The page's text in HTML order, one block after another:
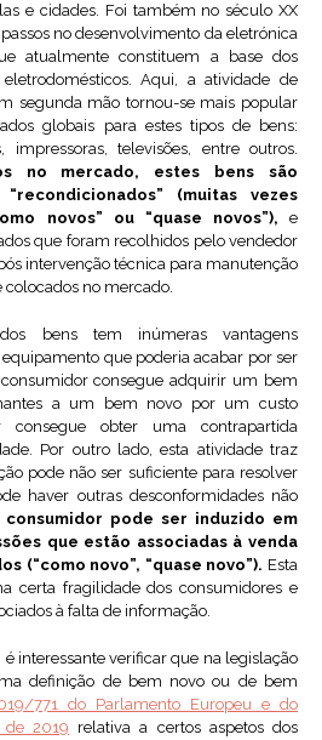
e cidades. Foi também no século XX
no desenvolvimento da eletrónica
atualmente constituem a base dos
Aqui, a atividade de
segunda mão tornou-se mais popular
globais para estes tipos de bens:
impressoras, televisões, entre outros.
no mercado, estes bens são
(muitas vezes
novos” ou “quase novos”), e
que foram recolhidos pelo vendedor
intervenção técnica para manutenção
colocados no mercado.
dos bens tem inúmeras vantagens
que poderia acabar por ser
consegue adquirir um bem
a um bem novo por um custo
obter uma contrapartida
Por outro lado, esta atividade traz
pode não ser suficiente para resolver
haver outras desconformidades não
consumidor pode ser induzido em
que estão associadas à venda
(“como novo”, “quase novo”). Esta
certa fragilidade dos consumidores e
à falta de informação.
interessante verificar que na legislação
definição de bem novo ou de bem
771 do Parlamento Europeu e do
2019 relativa a certos aspetos dos